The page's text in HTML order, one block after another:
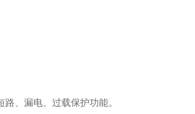
、漏电、过载保护功能。